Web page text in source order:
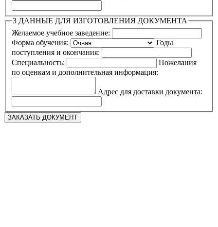
3 ДАННЫЕ ДЛЯ ИЗГОТОВЛЕНИЯ ДОКУМЕНТА
Желаемое учебное заведение:
Форма обучения:
Годы
поступления и окончания:
Специальность:
Пожелания
по оценкам и дополнительная информация:
Адрес для доставки документа: